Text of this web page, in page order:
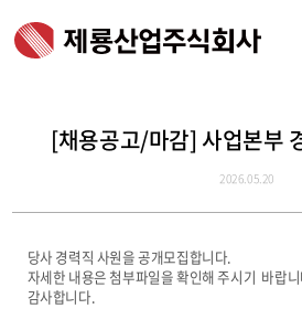
[채용공고/마감] 사업본부
2026.05.20
당사 경력직 사원을 공개모집합니다.
자세한 내용은 첨부파일을 확인해 주시기 바랍
감사합니다.